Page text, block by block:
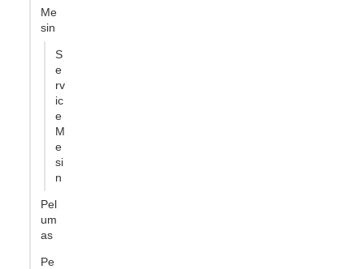
Me
sin
S
e
rv
ic
e
M
e
si
n
Pel
um
as
Pe